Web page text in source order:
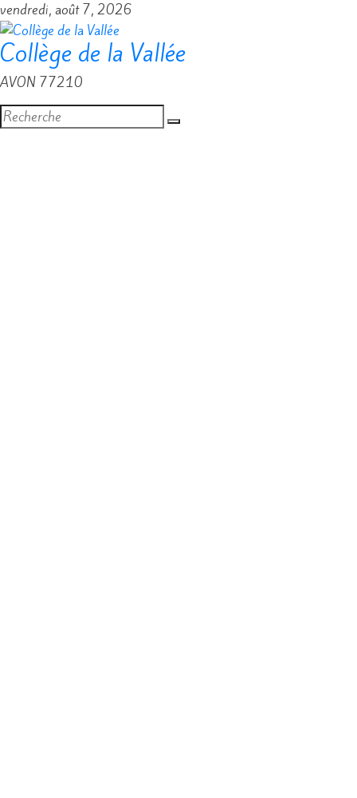
Passer
au
contenu
vendredi, août 7, 2026
Collège de la Vallée
AVON 77210